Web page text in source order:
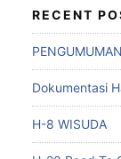
RECENT
PENGUMUMAN
Dokumentasi
H-8 WISUDA